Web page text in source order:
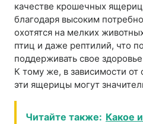
качестве крошечных
благодаря высоким
охотятся на мелких
птиц и даже рептилий, что
поддерживать свое
К тому же, в зависимости от
эти ящерицы могут
Читайте также: Какое